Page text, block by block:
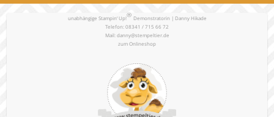
unabhängige Stampin‘ Up!® Demonstratorin | Danny Hikade
Telefon: 08341 / 715 66 72
Mail:danny@stempeltier.de
zumOnlineshop